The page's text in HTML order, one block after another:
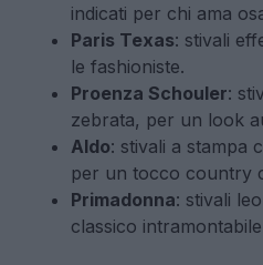
indicati per chi ama
Paris Texas: stivali
le fashioniste.
Proenza Schouler:
zebrata, per un look
Aldo: stivali a stampa
per un tocco country
Primadonna: stivali
classico